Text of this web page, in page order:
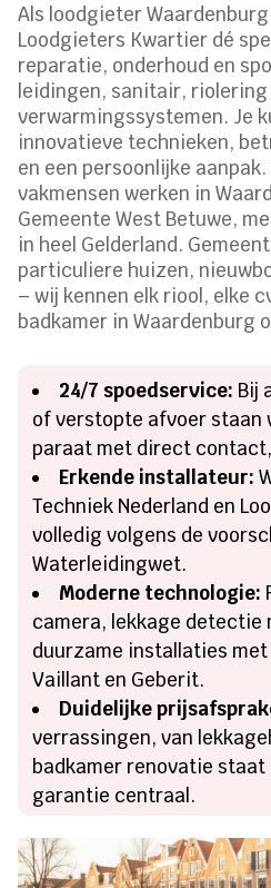
Als loodgieter
Loodgieters Kwartier dé
reparatie, onderhoud en
leidingen, sanitair, riolering
verwarmingssystemen. Je
innovatieve technieken,
en een persoonlijke
vakmensen werken in
Gemeente West Betuwe,
in heel Gelderland.
particuliere huizen,
– wij kennen elk riool, elke
badkamer in Waardenburg
24/7 spoedservice: Bij
of verstopte afvoer staan
paraat met direct
Erkende installateur:
Techniek Nederland en
volledig volgens de
Waterleidingwet.
Moderne technologie:
camera, lekkage
duurzame installaties
Vaillant en Geberit.
Duidelijke
verrassingen, van
badkamer renovatie staat
garantie centraal.